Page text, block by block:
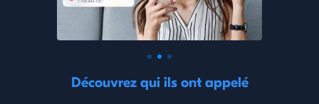
Découvrez qui ils ont appelé